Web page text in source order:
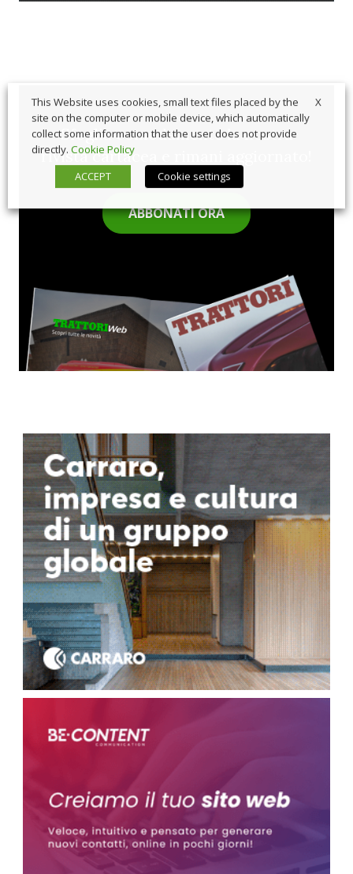
Sfoglia comodamente la nostra
rivista cartacea e rimani aggiornato!
ABBONATI ORA
X
This Website uses cookies, small text files placed by the
site on the computer or mobile device, which automatically
collect some information that the user does not provide
directly. Cookie Policy
ACCEPT
Cookie settings